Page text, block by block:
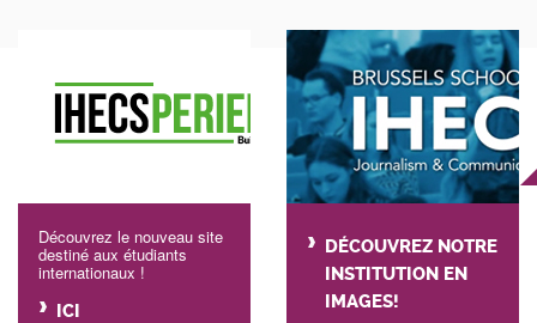
Découvrez le nouveau site
destiné aux étudiants
internationaux !
ICI
DÉCOUVREZ NOTRE
INSTITUTION EN
IMAGES!